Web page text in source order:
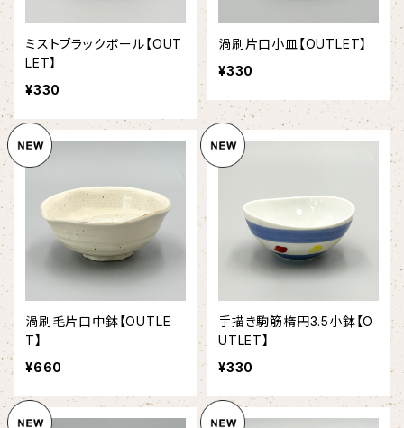
ミストブラックボール【OUT
LET】
¥330
渦刷片口小皿【OUTLET】
¥330
渦刷毛片口中鉢【OUTLE
T】
¥660
手描き駒筋楕円3.5小鉢【O
UTLET】
¥330